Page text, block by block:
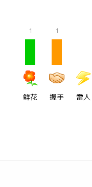
1
鲜花
1
握手 雷人